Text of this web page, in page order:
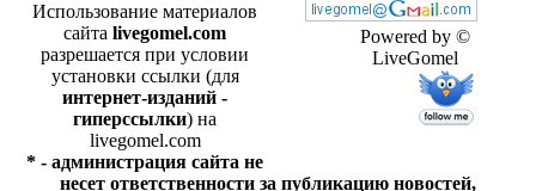
Powered by ©
LiveGomel
Использование материалов
сайта livegomel.com
разрешается при условии
установки ссылки (для
интернет-изданий -
гиперссылки) на
livegomel.com
* - администрация сайта не
несет ответственности за публикацию новостей,